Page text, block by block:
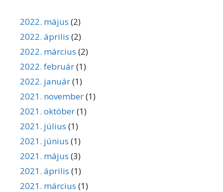
2022. május (2)
2022. április (2)
2022. március (2)
2022. február(1)
2022. január(1)
2021. november(1)
2021. október(1)
2021. július (1)
2021. június (1)
2021. május (3)
2021. április (1)
2021. március (1)